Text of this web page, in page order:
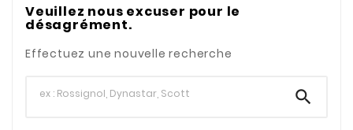
Veuillez nous excuser pour le
désagrément.
Effectuez une nouvelle recherche
